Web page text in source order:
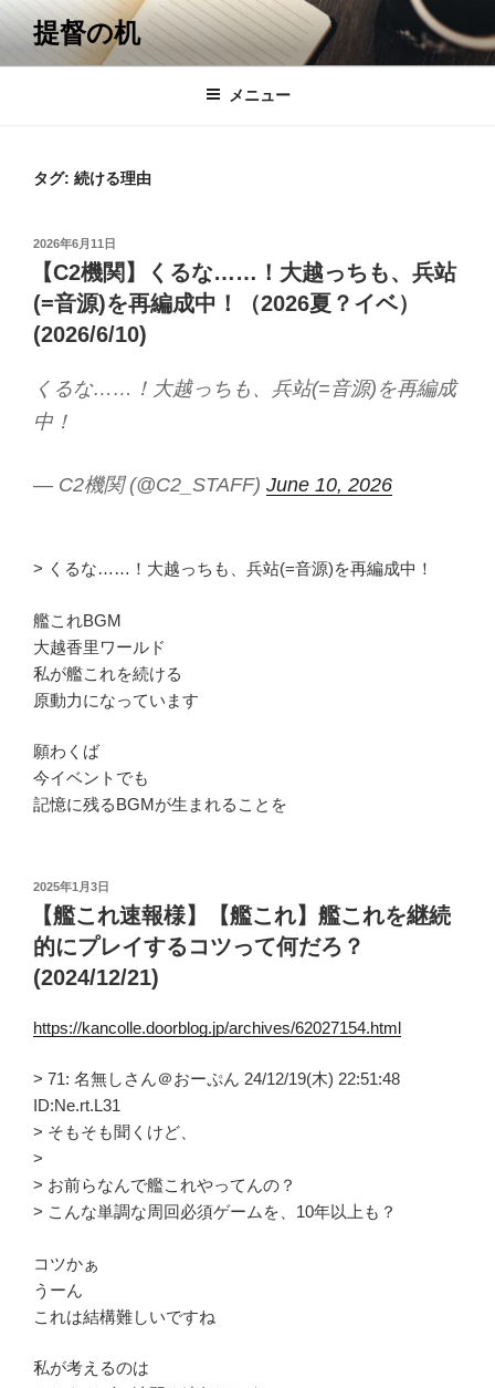
コ
テ
提督の机
メニュー
タグ: 続ける理由
投
日:
2026年6月11日
【C2機関】くるな……！大越っちも、兵站
(=音源)を再編成中！（2026夏？イベ）
(2026/6/10)
くるな……！大越っちも、兵站(=音源)を再編成
中！
— C2機関 (@C2_STAFF) June 10, 2026
> くるな……！大越っちも、兵站(=音源)を再編成中！
艦これBGM
大越香里ワールド
私が艦これを続ける
原動力になっています
願わくば
今イベントでも
記憶に残るBGMが生まれることを
投
日:
2025年1月3日
【艦これ速報様】【艦これ】艦これを継続
的にプレイするコツって何だろ？
(2024/12/21)
https://kancolle.doorblog.jp/archives/62027154.html
> 71: 名無しさん＠おーぷん 24/12/19(木) 22:51:48
ID:Ne.rt.L31
> そもそも聞くけど、
>
> お前らなんで艦これやってんの？
> こんな単調な周回必須ゲームを、10年以上も？
コツかぁ
うーん
これは結構難しいですね
私が考えるのは